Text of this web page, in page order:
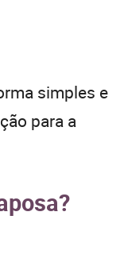
simples e
para a